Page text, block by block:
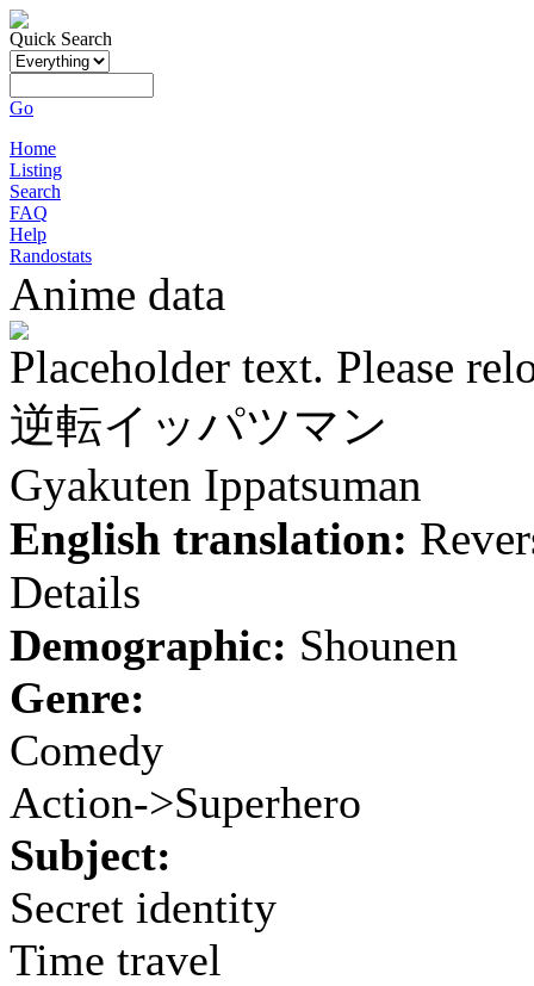
Quick Search
Go
Home
Listing
Search
FAQ
Help
Randostats
Anime data
Placeholder text. Please
逆転イッパツマン
Gyakuten Ippatsuman
English translation:
Details
Demographic: Shounen
Genre:
Comedy
Action->Superhero
Subject:
Secret identity
Time travel